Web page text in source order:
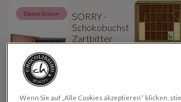
Deine Gravur
SORRY -
Schokobuchstaben
Zartbitter
Wenn Sie auf „Alle Cookies akzeptieren“ klicken,